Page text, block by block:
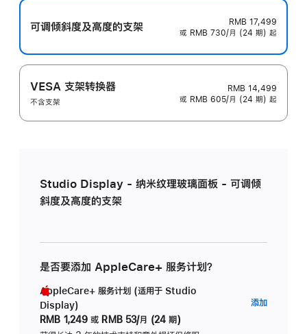
可调倾斜度及高‍度的支‍架
RMB 17,499
或 RMB 730/月 (24 期) 起
VESA 支架转换器
不含支架
RMB 14,499
或 RMB 605/月 (24 期) 起
Studio Display - 纳米纹理玻璃面板 - 可调倾
斜度及高度的支架
是否要添加 AppleCare+ 服务计划？
AppleCare+ 服务计划 (适用于 Studio
Display)
RMB 1,249 或 RMB 53/月 (24 期)
添加